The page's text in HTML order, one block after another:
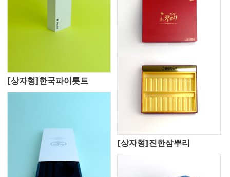
[상자형]한국파이롯트
[상자형]진한삼뿌리